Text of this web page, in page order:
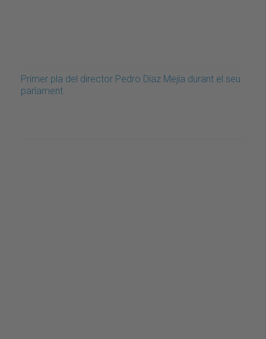
Primer pla del director Pedro Díaz Mejía durant el seu
parlament